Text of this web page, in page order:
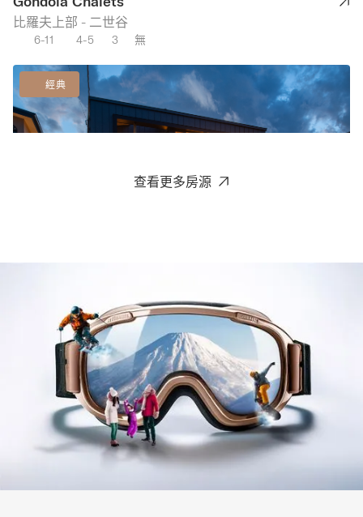
比羅夫上部 - 二世谷
6-11 4-5 3 無
經典
Hosanna
北之峰 - 富良野
3 3 2
經典
查看更多房源